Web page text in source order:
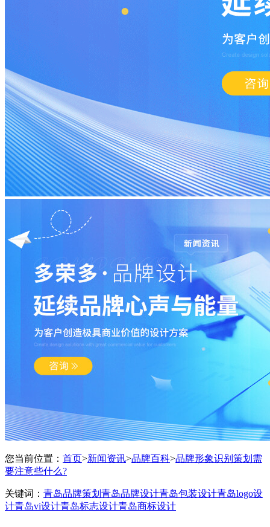
您当前位置： 首页>新闻资讯>品牌百科>品牌形象识别策划需
要注意些什么?
关键词： 青岛品牌策划 青岛品牌设计青岛包装设计青岛logo设
计青岛vi设计青岛标志设计青岛商标设计